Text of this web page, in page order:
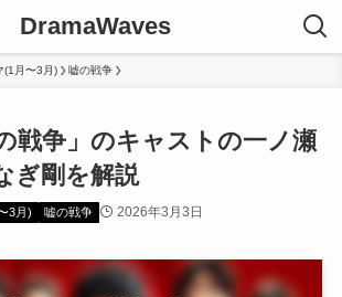
DramaWaves
(1月〜3月) 嘘の戦争
戦争」のキャストの一ノ瀬
ぎ剛を解説
3月) 嘘の戦争 2026年3月3日